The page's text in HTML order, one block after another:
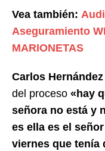
Vea también:
Aseguramiento
MARIONETAS
Carlos Hernández
del proceso «hay
señora no está y
es ella es el
viernes que tenía